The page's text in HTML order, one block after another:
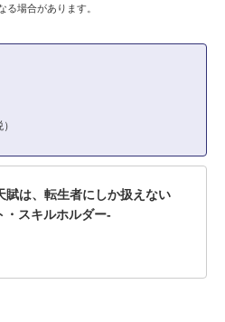
場合があります。
賦は、転生者にしか扱えない
スキルホルダー‐